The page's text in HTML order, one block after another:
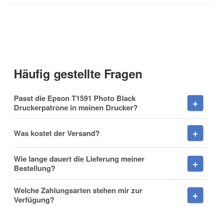
Firma
Häufig gestellte Fragen
Passt die Epson T1591 Photo Black
Druckerpatrone in meinen Drucker?
Was kostet der Versand?
Wie lange dauert die Lieferung meiner
Bestellung?
Welche Zahlungsarten stehen mir zur
Verfügung?